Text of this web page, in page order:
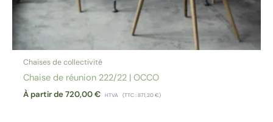
Chaises de collectivité
Chaise de réunion 222/22 | OCCO
À partir de720,00€ HTVA (TTC :871,20€)